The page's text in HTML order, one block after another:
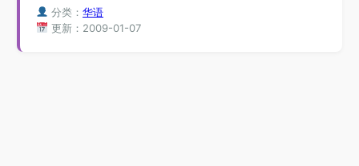
分类：华语
更新：2009-01-07